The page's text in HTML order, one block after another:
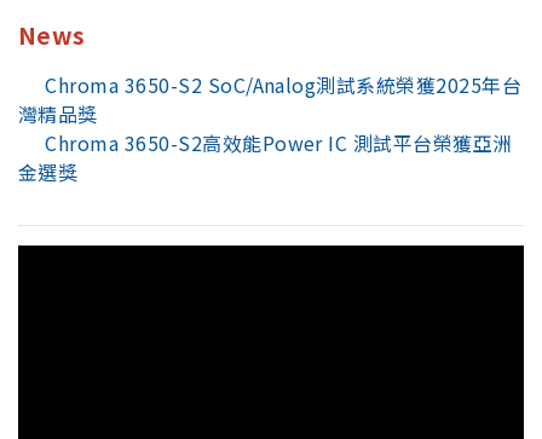
News
Chroma 3650-S2 SoC/Analog測試系統榮獲2025年台
灣精品獎
Chroma 3650-S2高效能Power IC 測試平台榮獲亞洲
金選獎